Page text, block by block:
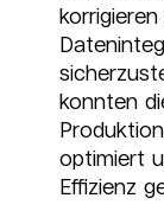
korrigieren
konnten
optimiert
Effizienz